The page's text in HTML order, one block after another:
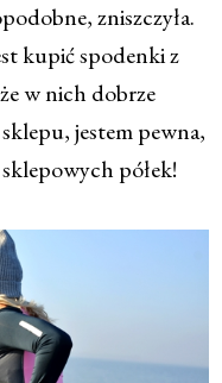
zniszczyła.
kupić spodenki z
w nich dobrze
jestem pewna,
półek!